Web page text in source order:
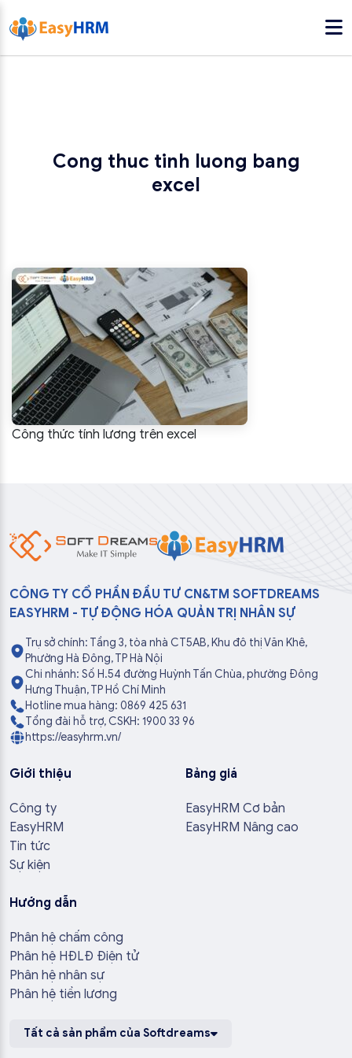
Cong thuc tinh luong bang
excel
Công thức tính lương trên excel
CÔNG TY CỔ PHẦN ĐẦU TƯ CN&TM SOFTDREAMS
EASYHRM - TỰ ĐỘNG HÓA QUẢN TRỊ NHÂN SỰ
Trụ sở chính: Tầng 3, tòa nhà CT5AB, Khu đô thị Văn Khê,
Phường Hà Đông, TP Hà Nội
Chi nhánh: Số H.54 đường Huỳnh Tấn Chùa, phường Đông
Hưng Thuận, TP Hồ Chí Minh
Hotline mua hàng: 0869 425 631
Tổng đài hỗ trợ, CSKH: 1900 33 96
https://easyhrm.vn/
Giới thiệu
Công ty
EasyHRM
Tin tức
Sự kiện
Bảng giá
EasyHRM Cơ bản
EasyHRM Nâng cao
Hướng dẫn
Phân hệ chấm công
Phân hệ HĐLĐ Điện tử
Phân hệ nhân sự
Phân hệ tiền lương
Tất cả sản phẩm của Softdreams